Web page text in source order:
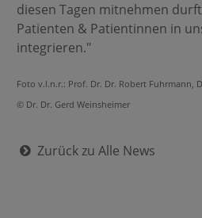
diesen Tagen mitnehmen
Patienten & Patientinnen in
integrieren."
Foto v.l.n.r.: Prof. Dr. Dr. Robert Fuhrmann,
© Dr. Dr. Gerd Weinsheimer
Zurück zu Alle News